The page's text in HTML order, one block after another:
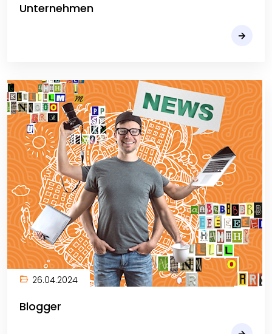
Unternehmen
26.04.2024
Blogger